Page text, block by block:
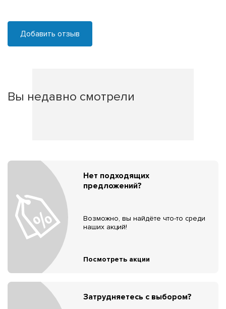
Добавить отзыв
Вы недавно смотрели
Нет подходящих
предложений?
Возможно, вы найдёте что-то среди
наших акций!
Посмотреть акции
Затрудняетесь с выбором?